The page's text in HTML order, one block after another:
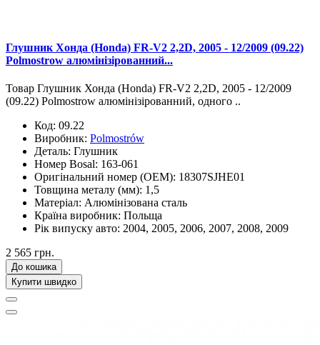
Глушник Хонда (Honda) FR-V2 2,2D, 2005 - 12/2009 (09.22)
Polmostrow алюмінізірованний...
Товар Глушник Хонда (Honda) FR-V2 2,2D, 2005 - 12/2009
(09.22) Polmostrow алюмінізірованний, одного ..
Код: 09.22
Виробник: Polmostrów
Деталь: Глушник
Номер Bosal: 163-061
Оригінальний номер (OEM): 18307SJHE01
Товщина металу (мм): 1,5
Матеріал: Алюмінізована сталь
Країна виробник: Польща
Рік випуску авто: 2004, 2005, 2006, 2007, 2008, 2009
2 565 грн.
До кошика
Купити швидко